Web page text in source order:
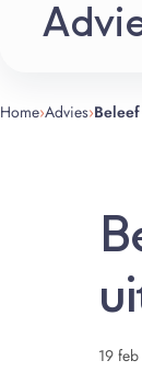
Home›Advies›
19